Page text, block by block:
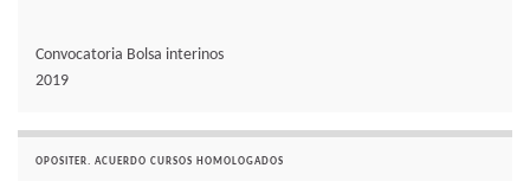
Convocatoria Bolsa interinos
2019
OPOSITER. ACUERDO CURSOS HOMOLOGADOS